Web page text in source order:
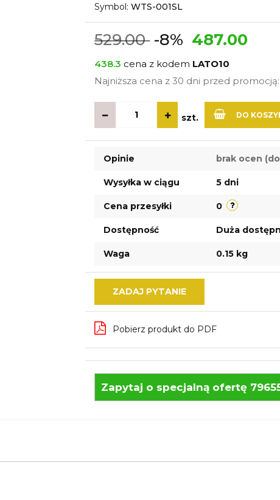
Symbol:WTS-001SL
529.00 -8% 487.00
438.3 cena z kodem LATO10
Najniższa cena z 30 dni przed promocją:
szt. DO
Opinie brak ocen
Wysyłka w ciągu 5 dni
Cena przesyłki 0
Dostępność Duża
Waga 0.15 kg
ZADAJ PYTANIE
Pobierz produkt do PDF
Zapytaj o specjalną ofertę